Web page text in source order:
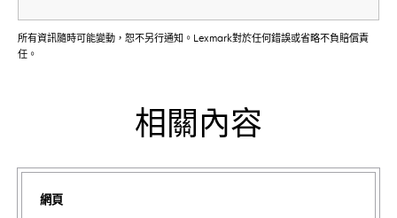
所有資訊隨時可能變動，恕不另行通知。Lexmark對於任何錯誤或省略不負賠償責
任。
相關內容
網頁